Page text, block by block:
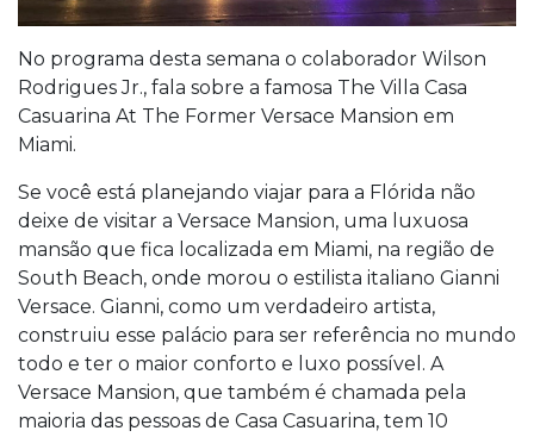
No programa desta semana o colaborador Wilson
Rodrigues Jr., fala sobre a famosa The Villa Casa
Casuarina At The Former Versace Mansion em
Miami.
Se você está planejando viajar para a Flórida não
deixe de visitar a Versace Mansion, uma luxuosa
mansão que fica localizada em Miami, na região de
South Beach, onde morou o estilista italiano Gianni
Versace. Gianni, como um verdadeiro artista,
construiu esse palácio para ser referência no mundo
todo e ter o maior conforto e luxo possível. A
Versace Mansion, que também é chamada pela
maioria das pessoas de Casa Casuarina, tem 10